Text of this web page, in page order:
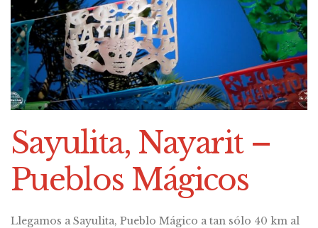
Sayulita, Nayarit –
Pueblos Mágicos
Llegamos a Sayulita, Pueblo Mágico a tan sólo 40 km al